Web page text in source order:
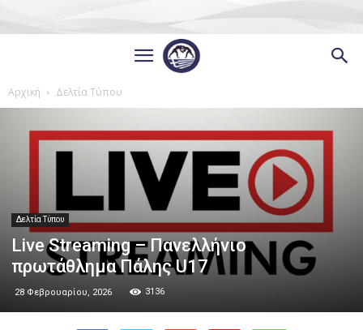
Αρχική Δελτία Τύπου
Δελτία Τύπου
Live Streaming – Πανελλήνιο
πρωτάθλημα Πάλης U17
28 Φεβρουαρίου, 2026 3136